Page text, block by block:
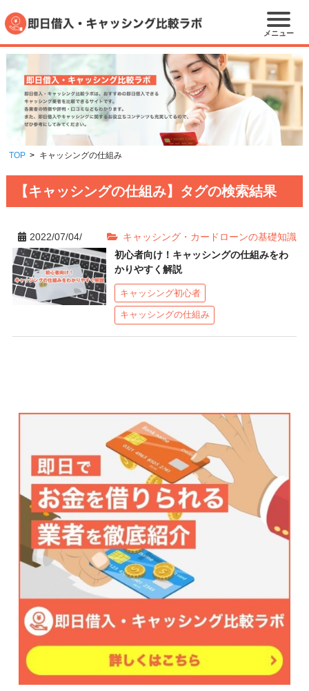
メニュー
TOP キャッシングの仕組み
【キャッシングの仕組み】タグの検索結果
キャッシング・カードローンの基礎知識
2022/07/04/
初心者向け！キャッシングの仕組みをわ
かりやすく解説
キャッシング初心者
キャッシングの仕組み